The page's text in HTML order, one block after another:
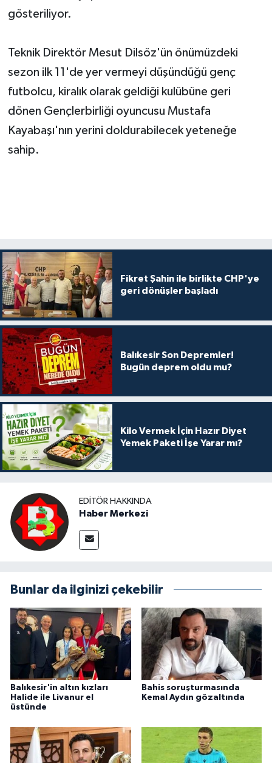
gösteriliyor.
Teknik Direktör Mesut Dilsöz'ün önümüzdeki
sezon ilk 11'de yer vermeyi düşündüğü genç
futbolcu, kiralık olarak geldiği kulübüne geri
dönen Gençlerbirliği oyuncusu Mustafa
Kayabaşı'nın yerini doldurabilecek yeteneğe
sahip.
Fikret Şahin ile birlikte CHP'ye
geri dönüşler başladı
Balıkesir Son Depremler!
Bugün deprem oldu mu?
Kilo Vermek İçin Hazır Diyet
Yemek Paketi İşe Yarar mı?
EDITÖR HAKKINDA
Haber Merkezi
Bunlar da ilginizi çekebilir
Balıkesir'in altın kızları
Halide ile Livanur el
üstünde
Bahis soruşturmasında
Kemal Aydın gözaltında